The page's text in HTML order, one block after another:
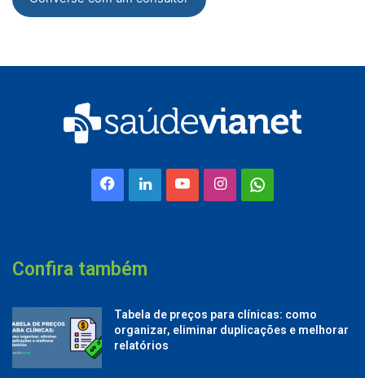
Facebook
LinkedinYouTubeInstagram
Confira também
Tabela de preços para clínicas: como
organizar, eliminar duplicações e melhorar
relatórios